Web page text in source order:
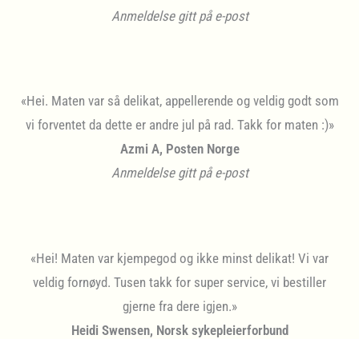
Anmeldelse gitt på e-post
«Hei. Maten var så delikat, appellerende og veldig godt som
vi forventet da dette er andre jul på rad. Takk for maten :)»
Azmi A, Posten Norge
Anmeldelse gitt på e-post
«Hei! Maten var kjempegod og ikke minst delikat! Vi var
veldig fornøyd. Tusen takk for super service, vi bestiller
gjerne fra dere igjen.»
Heidi Swensen, Norsk sykepleierforbund